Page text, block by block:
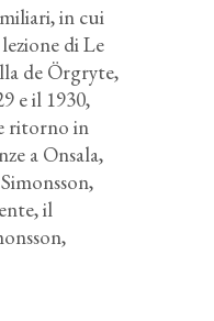
in cui
di Le
de Örgryte,
e il 1930,
ritorno in
a Onsala,
il